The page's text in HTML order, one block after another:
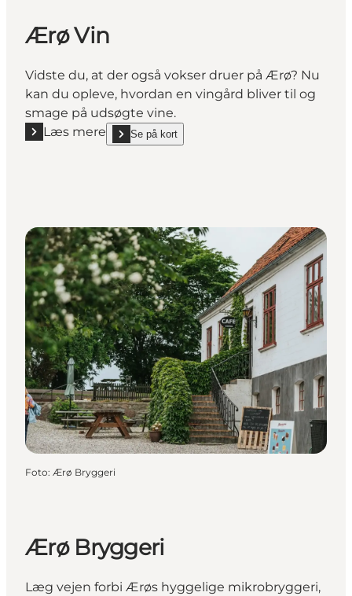
Ærø Vin
Vidste du, at der også vokser druer på Ærø? Nu
kan du opleve, hvordan en vingård bliver til og
smage på udsøgte vine.
Læs mere
Læs mere "Ærø Vin"Se på kort
show Ærø Vin on_map
Foto: Ærø Bryggeri
Ærø Bryggeri
Læg vejen forbi Ærøs hyggelige mikrobryggeri,